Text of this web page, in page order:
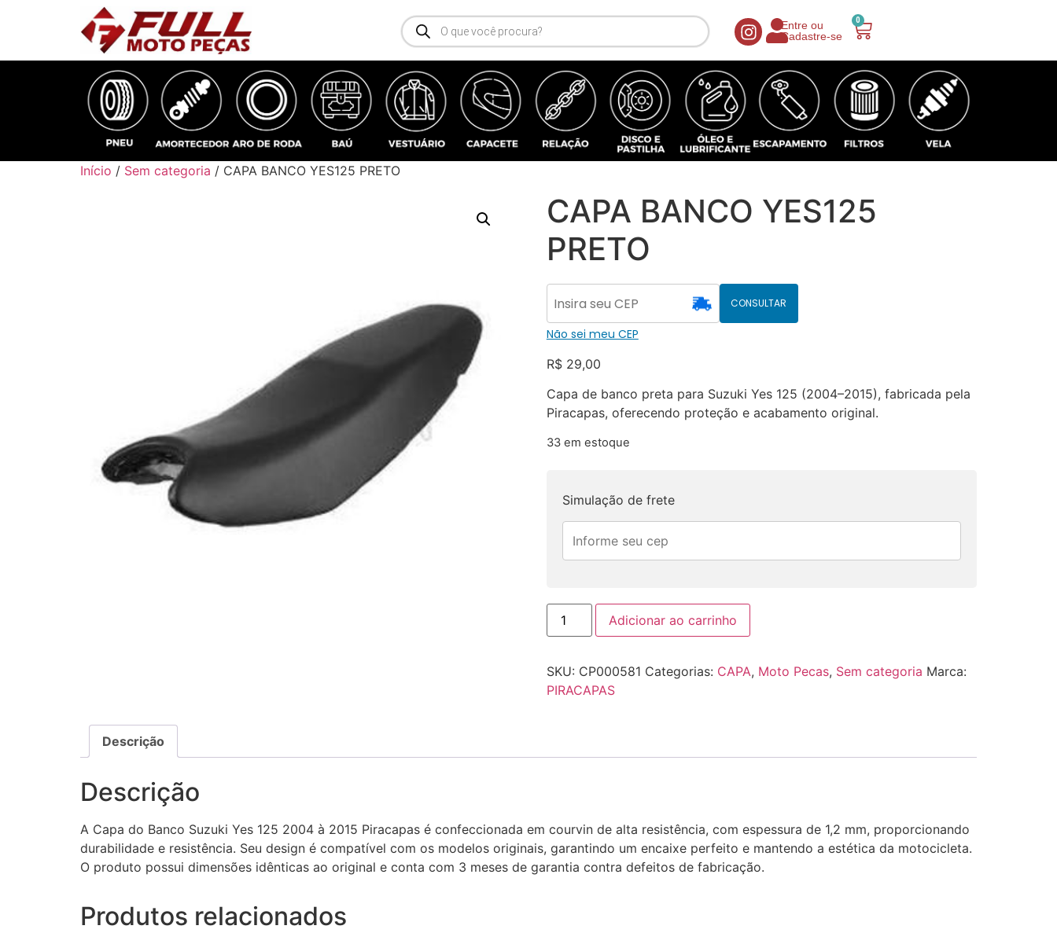
Entre ou
Cadastre-se
0
Início / Sem categoria / CAPA BANCO YES125 PRETO
CAPA BANCO YES125
PRETO
CONSULTAR
Não sei meu CEP
R$29,00
Capa de banco preta para Suzuki Yes 125 (2004–2015), fabricada pela
Piracapas, oferecendo proteção e acabamento original.
33 em estoque
Simulação de frete
Adicionar ao carrinho
SKU: CP000581 Categorias: CAPA, Moto Pecas, Sem categoria Marca:
PIRACAPAS
Descrição
Descrição
A Capa do Banco Suzuki Yes 125 2004 à 2015 Piracapas é confeccionada em courvin de alta resistência, com espessura de 1,2 mm, proporcionando
durabilidade e resistência. Seu design é compatível com os modelos originais, garantindo um encaixe perfeito e mantendo a estética da motocicleta.
O produto possui dimensões idênticas ao original e conta com 3 meses de garantia contra defeitos de fabricação.
Produtos relacionados